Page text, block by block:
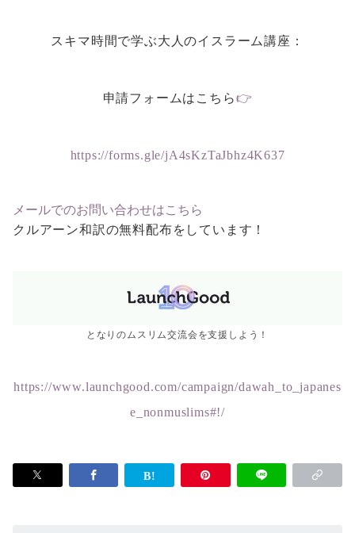
スキマ時間で学ぶ大人のイスラーム講座：
申請フォームはこちら👉
https://forms.gle/jA4sKzTaJbhz4K637
メールでのお問い合わせはこちら
クルアーン和訳の無料配布をしています！
となりのムスリム交流会を支援しよう！
https://www.launchgood.com/campaign/dawah_to_japanes
e_nonmuslims#!/